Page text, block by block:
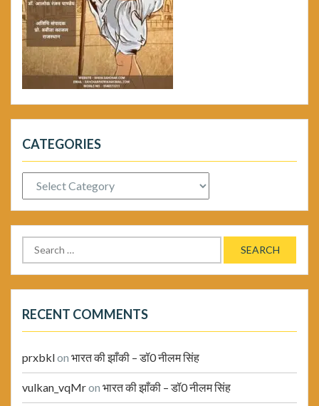
CATEGORIES
Categories
Search
for:
RECENT COMMENTS
prxbklon भारत की झाँकी – डॉ0 नीलम सिंह
vulkan_vqMron भारत की झाँकी – डॉ0 नीलम सिंह